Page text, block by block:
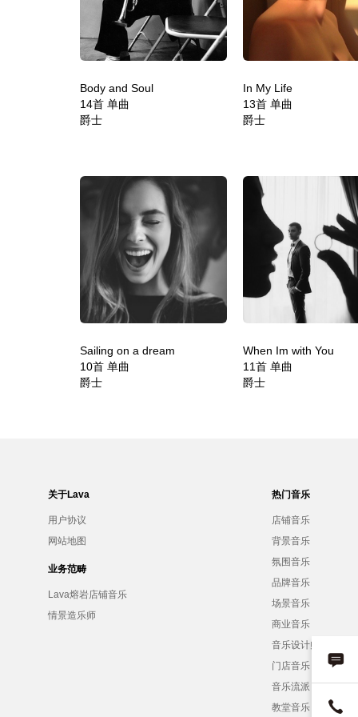
Body and Soul
14首 单曲
爵士
In My Life
13首 单曲
爵士
Sailing on a dream
10首 单曲
爵士
When Im with You
11首 单曲
爵士
关于Lava
用户协议
网站地图
业务范畴
Lava熔岩店铺音乐
情景造乐师
热门音乐
店铺音乐
背景音乐
氛围音乐
品牌音乐
场景音乐
商业音乐
音乐设计师
门店音乐
音乐流派
教堂音乐